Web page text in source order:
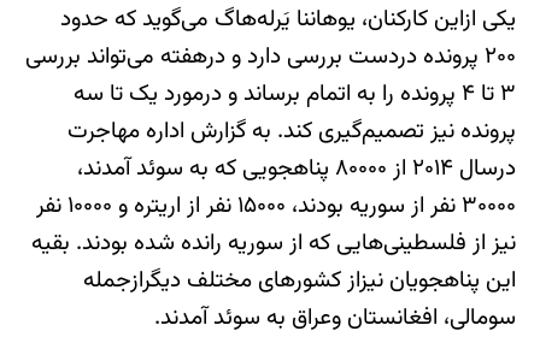
یکی ازاین کارکنان، یوهاننا یَرله‌هاگ می‌گوید که حدود
۲۰۰ پرونده دردست بررسی دارد و درهفته می‌تواند بررسی
۳ تا ۴ پرونده را به اتمام برساند و درمورد یک تا سه
پرونده نیز تصمیم‌گیری کند. به گزارش اداره مهاجرت
درسال ۲۰۱۴ از ۸۰۰۰۰ پناهجویی که به سوئد آمدند،
۳۰۰۰۰ نفر از سوریه بودند، ۱۵۰۰۰ نفر از اریتره و ۱۰۰۰۰ نفر
نیز از فلسطینی‌هایی که از سوریه رانده شده بودند. بقیه
این پناهجویان نیزاز کشورهای مختلف دیگرازجمله
سومالی، افغانستان وعراق به سوئد آمدند.